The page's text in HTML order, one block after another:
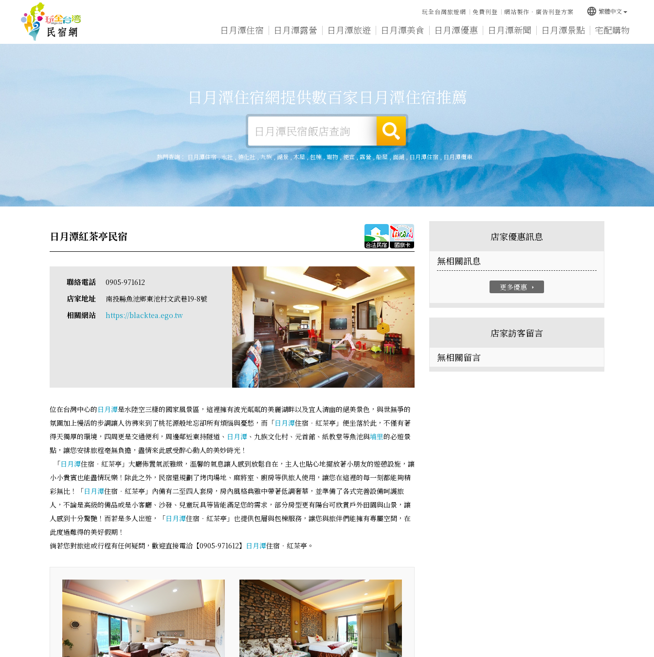
日月潭住宿 日月潭露營 日月潭旅遊 日月潭美食 日月潭優惠 日月潭新聞 日月潭景點 宅配購物
玩全台灣旅遊網 免費刊登 網站製作‧廣告刊登方案 language 繁體中文
日月潭住宿網提供數百家日月潭住宿推薦
熱門查詢： 日月潭住宿,水社 德化社 九族,湖景 木屋,包棟, 寵物,便宜,露營,船屋,面湖,日月潭住宿,日月潭纜車
日月潭紅茶亭民宿
聯絡電話 0905-971612
店家地址 南投縣魚池鄉東池村文武巷19-8號
相關網站 https://blacktea.ego.tw
位在台灣中心的日月潭是水陸空三棲的國家風景區，這裡擁有波光粼粼的美麗湖畔以及宜人清幽的絕美景色，與世無爭的
氛圍加上慢活的步調讓人彷彿來到了桃花源般地忘卻所有煩惱與憂愁，而「日月潭住宿‧紅茶亭」便坐落於此，不僅有著
得天獨厚的環境，四周更是交通便利，周邊鄰近東持隧道、 日月潭 、九族文化村、元首館、紙教堂等魚池與埔里的必遊景
點，讓您安排旅程毫無負擔，盡情來此感受醉心動人的美妙時光！
「日月潭住宿‧紅茶亭」大廳佈置氣派雅緻，溫馨的氣息讓人感到放鬆自在，主人也貼心地擺放著小朋友的遊憩設施，讓
小小貴賓也能盡情玩樂！除此之外，民宿還規劃了烤肉場地、麻將室、廚房等供旅人使用，讓您在這裡的每一刻都能夠精
彩無比！「日月潭住宿‧紅茶亭」內備有二至四人套房，房內風格典雅中帶著低調奢華，並準備了各式完善設備呵護旅
人，不論是高級的備品或是小客廳、沙發、兒童玩具等皆能滿足您的需求，部分房型更有陽台可欣賞戶外田園與山景，讓
人感到十分驚艷！而若是多人出遊，「日月潭住宿‧紅茶亭」也提供包層與包棟服務，讓您與旅伴們能擁有專屬空間，在
此度過難得的美好假期！
倘若您對旅途或行程有任何疑問，歡迎直接電洽【0905-971612】 日月潭住宿‧紅茶亭。
店家優惠訊息
無相關訊息
更多優惠 arrow_right
店家訪客留言
無相關留言